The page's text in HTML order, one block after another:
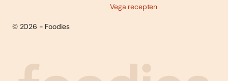
Abonneren
Vega recepten
© 2026 - Foodies